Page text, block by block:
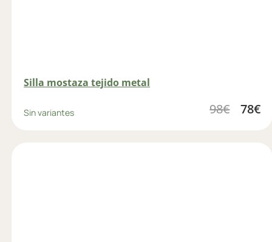
Silla mostaza tejido metal
Sin variantes 98€ 78€